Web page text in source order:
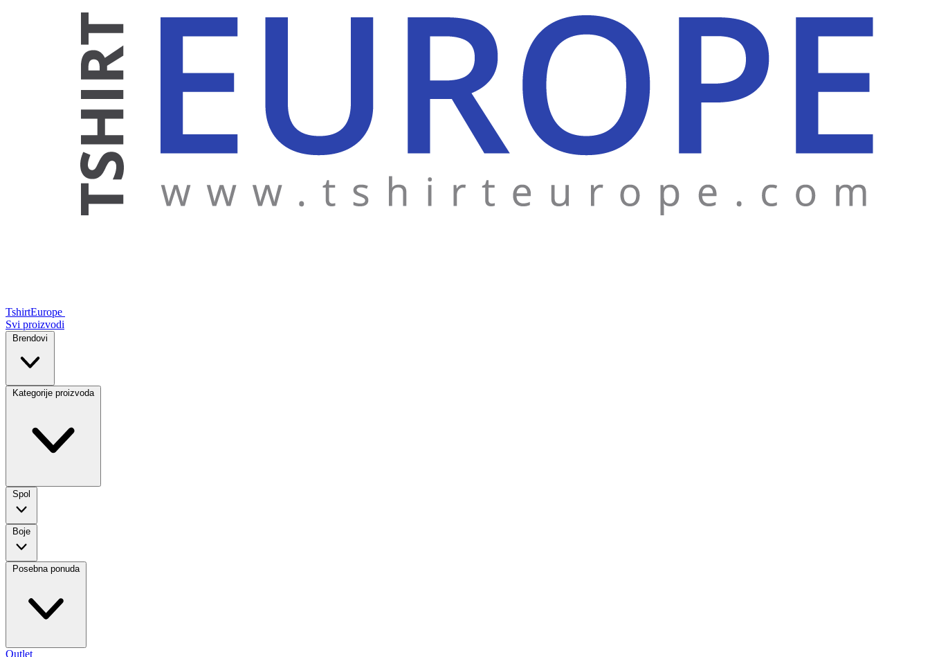
TshirtEurope
Svi proizvodi
Brendovi
Kategorije proizvoda
Spol
Boje
Posebna ponuda
Outlet